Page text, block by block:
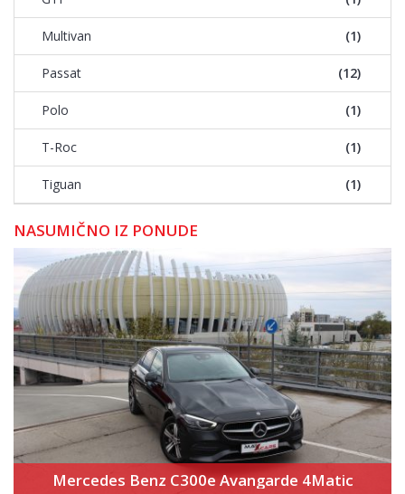
Multivan (1)
Passat (12)
Polo (1)
T-Roc (1)
Tiguan (1)
NASUMIČNO IZ PONUDE
Mercedes Benz C300e Avangarde 4Matic